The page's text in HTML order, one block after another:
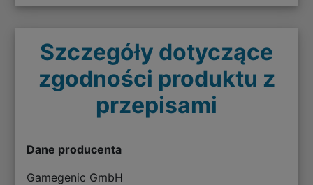
Szczegóły dotyczące
zgodności produktu z
przepisami
Dane producenta
Gamegenic GmbH